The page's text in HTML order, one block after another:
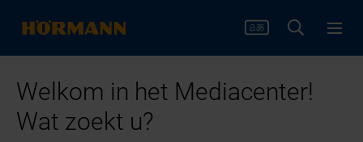
Welkom in het Mediacenter!
Wat zoekt u?